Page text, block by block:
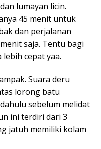
lumayan licin.
45 menit untuk
dan perjalanan
saja. Tentu bagi
cepat yaa.
Suara deru
lorong batu
sebelum melidat
ini terdiri dari 3
jatuh memiliki kolam